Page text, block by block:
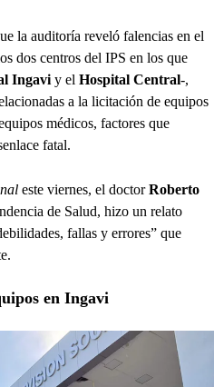
la auditoría reveló falencias en el
dos centros del IPS en los que
Ingavi y el Hospital Central-,
a la licitación de equipos
médicos, factores que
fatal.
este viernes, el doctorRoberto
de Salud, hizo un relato
fallas y errores” que
en Ingavi